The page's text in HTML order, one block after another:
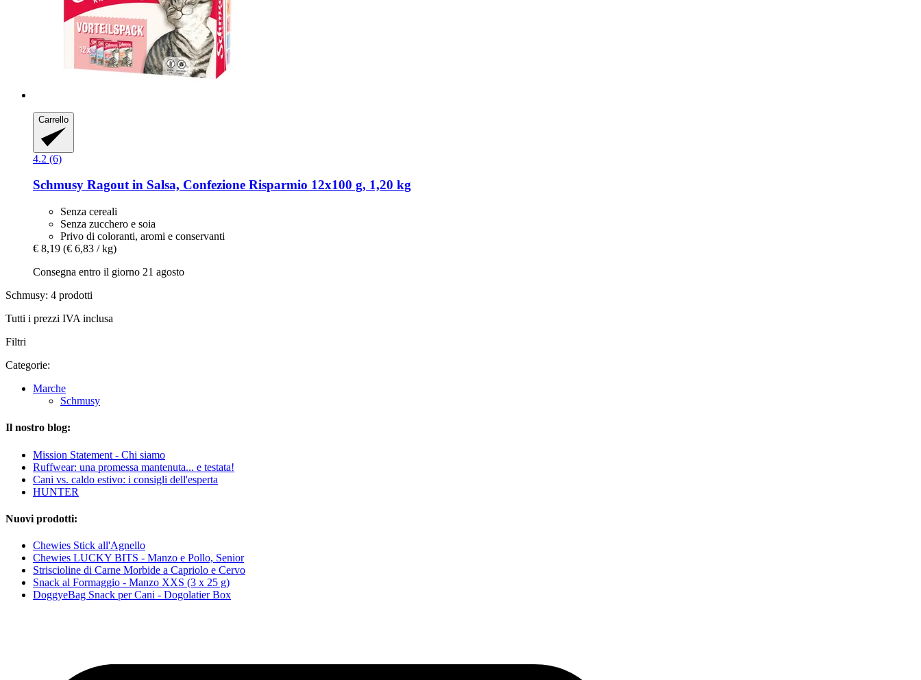
Carrello
4.2 (6)
Schmusy Ragout in Salsa, Confezione Risparmio 12x100 g, 1,20 kg
Senza cereali
Senza zucchero e soia
Privo di coloranti, aromi e conservanti
€ 8,19 (€ 6,83 / kg)
Consegna entro il giorno 21 agosto
Schmusy: 4 prodotti
Tutti i prezzi IVA inclusa
Filtri
Categorie:
Marche
Schmusy
Il nostro blog:
Mission Statement - Chi siamo
Ruffwear: una promessa mantenuta... e testata!
Cani vs. caldo estivo: i consigli dell'esperta
HUNTER
Nuovi prodotti:
Chewies Stick all'Agnello
Chewies LUCKY BITS - Manzo e Pollo, Senior
Striscioline di Carne Morbide a Capriolo e Cervo
Snack al Formaggio - Manzo XXS (3 x 25 g)
DoggyeBag Snack per Cani - Dogolatier Box